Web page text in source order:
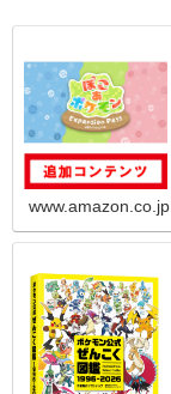
www.amazon.co.jp